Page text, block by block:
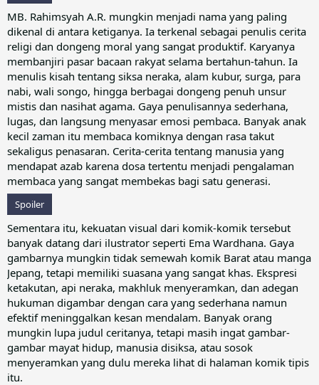
MB. Rahimsyah A.R. mungkin menjadi nama yang paling
dikenal di antara ketiganya. Ia terkenal sebagai penulis cerita
religi dan dongeng moral yang sangat produktif. Karyanya
membanjiri pasar bacaan rakyat selama bertahun-tahun. Ia
menulis kisah tentang siksa neraka, alam kubur, surga, para
nabi, wali songo, hingga berbagai dongeng penuh unsur
mistis dan nasihat agama. Gaya penulisannya sederhana,
lugas, dan langsung menyasar emosi pembaca. Banyak anak
kecil zaman itu membaca komiknya dengan rasa takut
sekaligus penasaran. Cerita-cerita tentang manusia yang
mendapat azab karena dosa tertentu menjadi pengalaman
membaca yang sangat membekas bagi satu generasi.
Spoiler
Sementara itu, kekuatan visual dari komik-komik tersebut
banyak datang dari ilustrator seperti Ema Wardhana. Gaya
gambarnya mungkin tidak semewah komik Barat atau manga
Jepang, tetapi memiliki suasana yang sangat khas. Ekspresi
ketakutan, api neraka, makhluk menyeramkan, dan adegan
hukuman digambar dengan cara yang sederhana namun
efektif meninggalkan kesan mendalam. Banyak orang
mungkin lupa judul ceritanya, tetapi masih ingat gambar-
gambar mayat hidup, manusia disiksa, atau sosok
menyeramkan yang dulu mereka lihat di halaman komik tipis
itu.